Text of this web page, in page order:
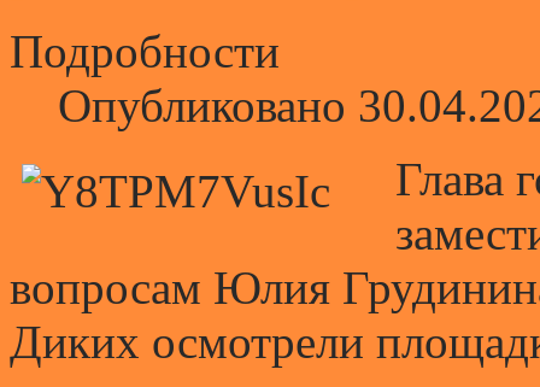
Подробности
Опубликовано
Глава
вопросам Юлия
Диких осмотрели